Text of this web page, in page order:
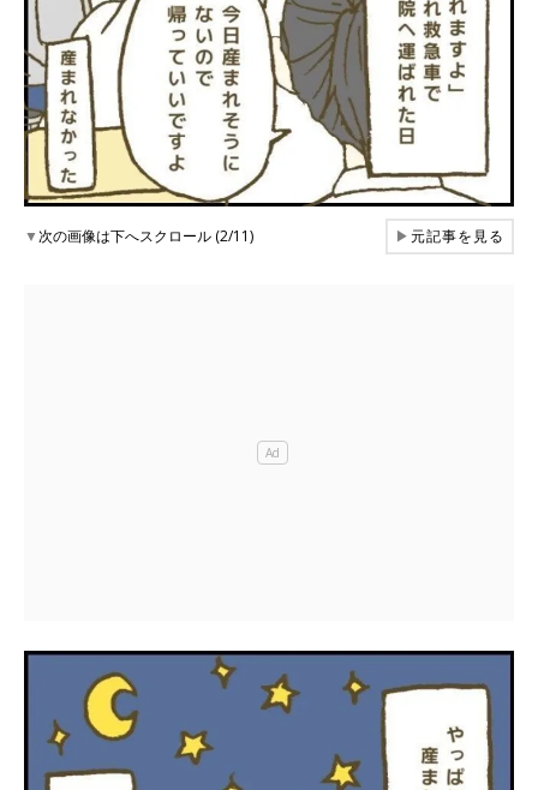
▼次の画像は下へスクロール (2/11) ▶元記事を見る